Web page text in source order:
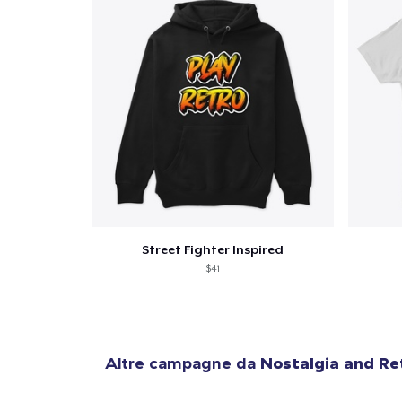
Street Fighter Inspired
$41
Altre campagne da Nostalgia and